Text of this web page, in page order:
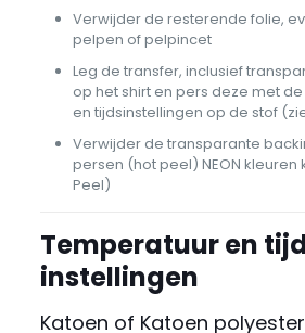
Verwijder de resterende folie,
pelpen of pelpincet
Leg de transfer, inclusief
op het shirt en pers deze met
en tijdsinstellingen op de stof
Verwijder de transparante
persen (hot peel) NEON
Peel)
Temperatuur en
instellingen
Katoen of Katoen